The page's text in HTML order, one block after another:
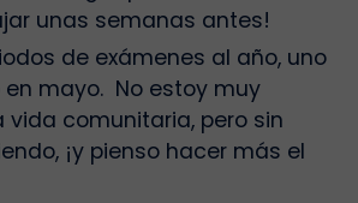
unas semanas antes!
de exámenes al año, uno
en mayo. No estoy muy
vida comunitaria, pero sin
¡y pienso hacer más el